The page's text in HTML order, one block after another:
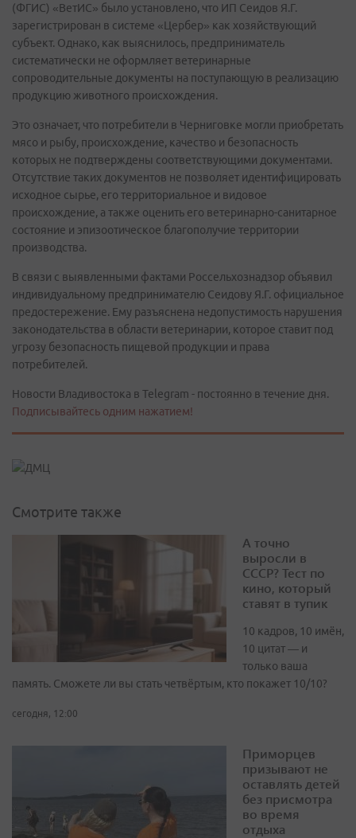
(ФГИС) «ВетИС» было установлено, что ИП Сеидов Я.Г.
зарегистрирован в системе «Цербер» как хозяйствующий
субъект. Однако, как выяснилось, предприниматель
систематически не оформляет ветеринарные
сопроводительные документы на поступающую в реализацию
продукцию животного происхождения.
Это означает, что потребители в Черниговке могли приобретать
мясо и рыбу, происхождение, качество и безопасность
которых не подтверждены соответствующими документами.
Отсутствие таких документов не позволяет идентифицировать
исходное сырье, его территориальное и видовое
происхождение, а также оценить его ветеринарно-санитарное
состояние и эпизоотическое благополучие территории
производства.
В связи с выявленными фактами Россельхознадзор объявил
индивидуальному предпринимателю Сеидову Я.Г. официальное
предостережение. Ему разъяснена недопустимость нарушения
законодательства в области ветеринарии, которое ставит под
угрозу безопасность пищевой продукции и права
потребителей.
Новости Владивостока в Telegram - постоянно в течение дня.
Подписывайтесь одним нажатием!
Смотрите также
А точно
выросли в
СССР? Тест по
кино, который
ставят в тупик
10 кадров, 10 имён,
10 цитат — и
только ваша
память. Сможете ли вы стать четвёртым, кто покажет 10/10?
сегодня, 12:00
Приморцев
призывают не
оставлять детей
без присмотра
во время
отдыха